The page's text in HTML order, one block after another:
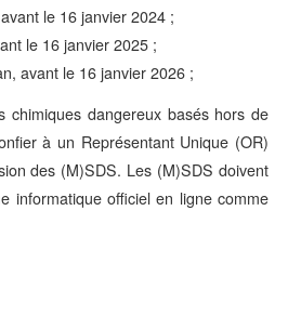
le 16 janvier 2024 ;
le 16 janvier 2025 ;
avant le 16 janvier 2026 ;
chimiques dangereux basés hors de
à un Représentant Unique (OR)
des (M)SDS. Les (M)SDS doivent
informatique officiel en ligne comme